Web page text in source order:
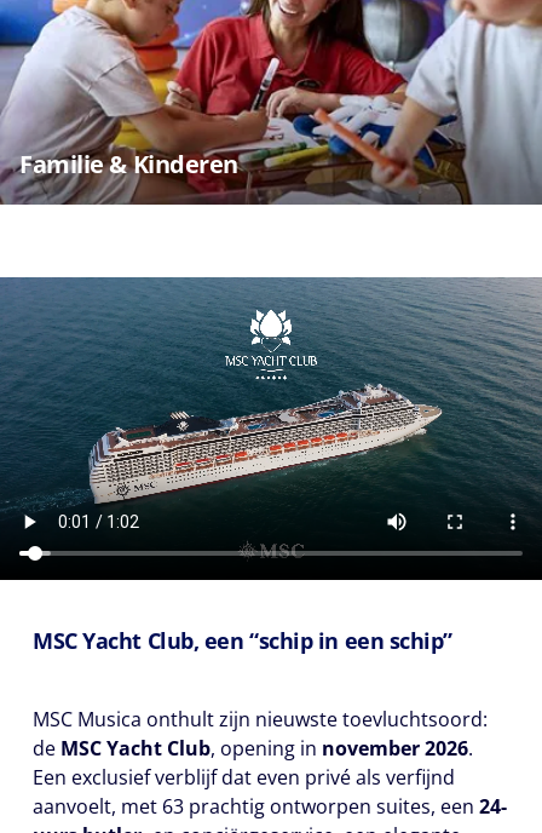
Familie & Kinderen
MSC Yacht Club, een “schip in een schip”
MSC Musica onthult zijn nieuwste toevluchtsoord:
de MSC Yacht Club, opening in november 2026.
Een exclusief verblijf dat even privé als verfijnd
aanvoelt, met 63 prachtig ontworpen suites, een 24-